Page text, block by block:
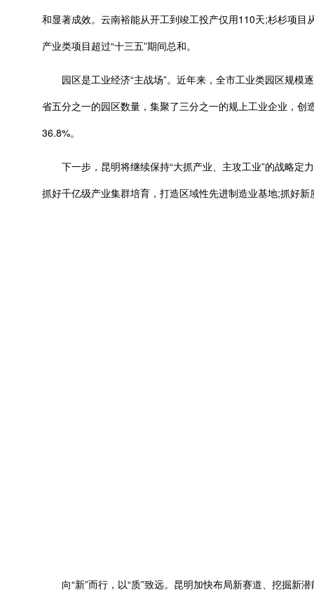
和显著成效。云南裕能从开工到竣工投产仅用110天;杉杉项
产业类项目超过“十三五”期间总和。
园区是工业经济“主战场”。近年来，全市工业类园区规模
省五分之一的园区数量，集聚了三分之一的规上工业企业，
36.8%。
下一步，昆明将继续保持“大抓产业、主攻工业”的战略定
抓好千亿级产业集群培育，打造区域性先进制造业基地;抓好
向“新”而行，以“质”致远。昆明加快布局新赛道、挖掘新